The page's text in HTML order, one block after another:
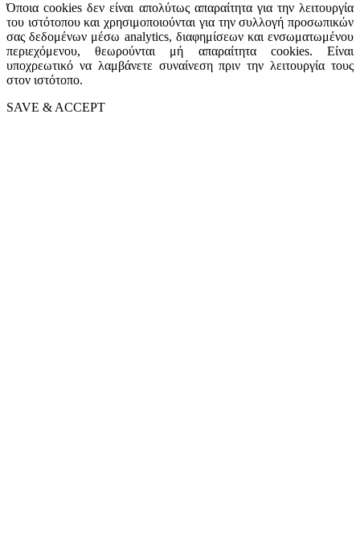
Όποια cookies δεν είναι απολύτως απαραίτητα για την λειτουργία
του ιστότοπου και χρησιμοποιούνται για την συλλογή προσωπικών
σας δεδομένων μέσω analytics, διαφημίσεων και ενσωματωμένου
περιεχόμενου, θεωρούνται μή απαραίτητα cookies. Είναι
υποχρεωτικό να λαμβάνετε συναίνεση πριν την λειτουργία τους
στον ιστότοπο.
SAVE & ACCEPT